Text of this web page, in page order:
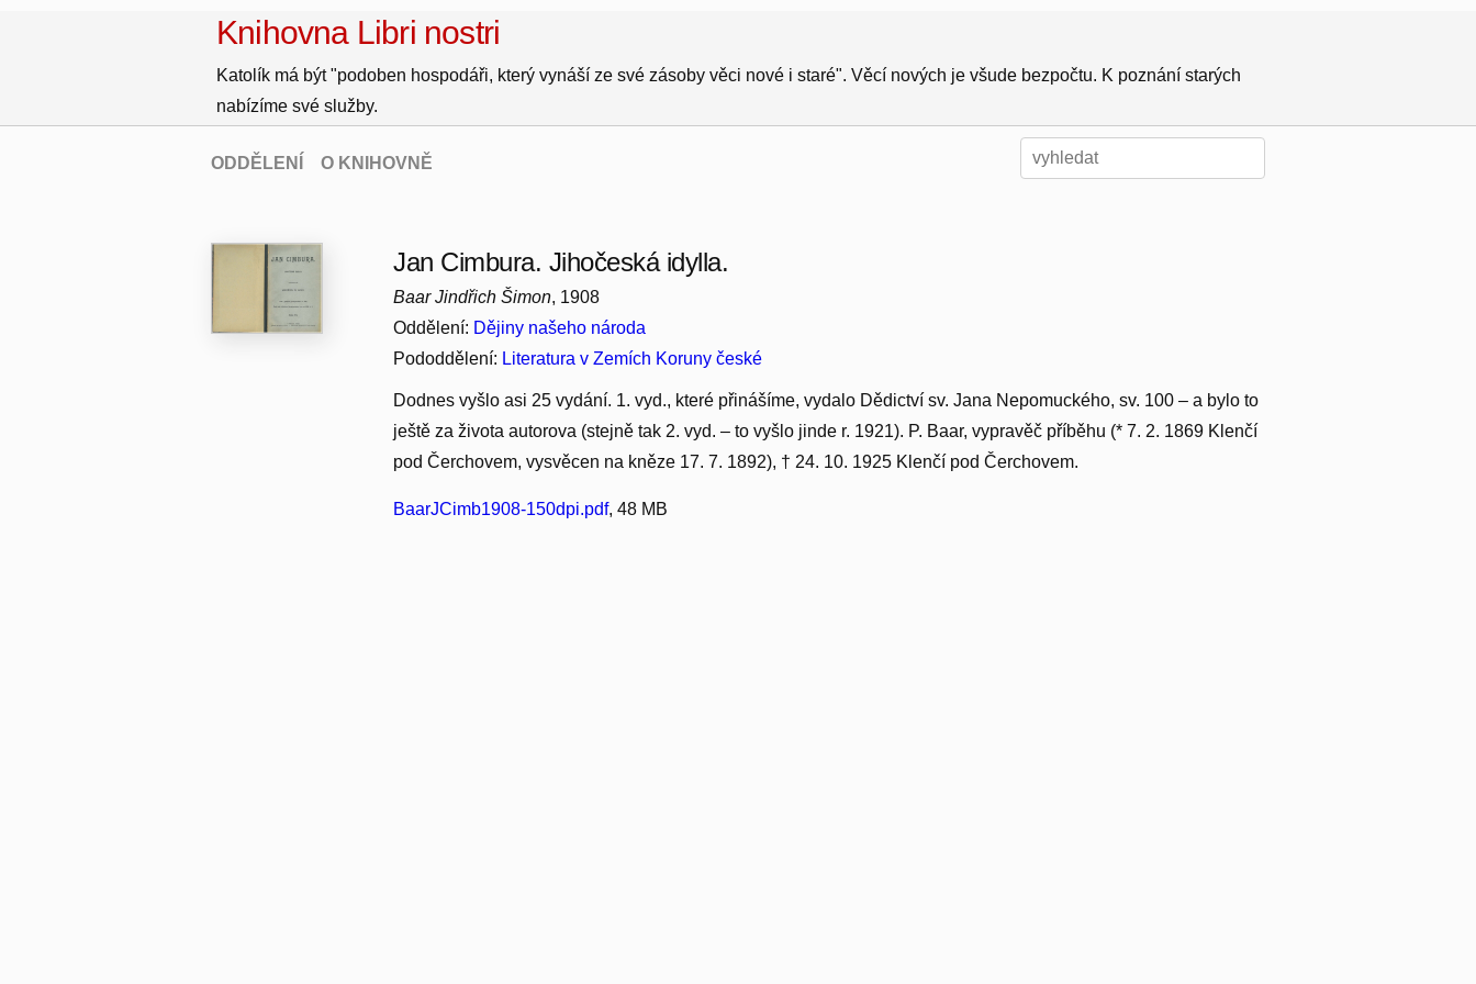
Knihovna Libri nostri
Katolík má být "podoben hospodáři, který vynáší ze své zásoby věci nové i staré". Věcí nových je všude bezpočtu. K poznání starých
nabízíme své služby.
ODDĚLENÍ O KNIHOVNĚ
Jan Cimbura. Jihočeská idylla.
Baar Jindřich Šimon, 1908
Oddělení: Dějiny našeho národa
Pododdělení: Literatura v Zemích Koruny české
Dodnes vyšlo asi 25 vydání. 1. vyd., které přinášíme, vydalo Dědictví sv. Jana Nepomuckého, sv. 100 – a bylo to
ještě za života autorova (stejně tak 2. vyd. – to vyšlo jinde r. 1921). P. Baar, vypravěč příběhu (* 7. 2. 1869 Klenčí
pod Čerchovem, vysvěcen na kněze 17. 7. 1892), † 24. 10. 1925 Klenčí pod Čerchovem.
BaarJCimb1908-150dpi.pdf, 48 MB